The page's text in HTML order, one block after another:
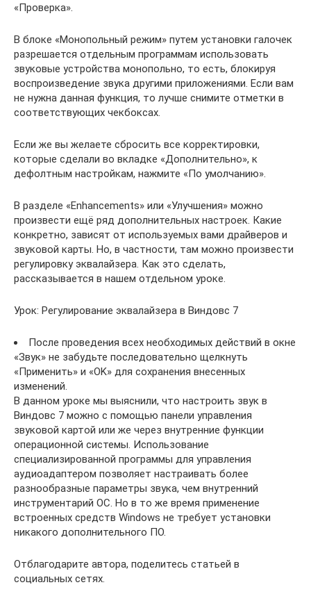
«Проверка».
В блоке «Монопольный режим» путем установки галочек
разрешается отдельным программам использовать
звуковые устройства монопольно, то есть, блокируя
воспроизведение звука другими приложениями. Если вам
не нужна данная функция, то лучше снимите отметки в
соответствующих чекбоксах.
Если же вы желаете сбросить все корректировки,
которые сделали во вкладке «Дополнительно», к
дефолтным настройкам, нажмите «По умолчанию».
В разделе «Enhancements» или «Улучшения» можно
произвести ещё ряд дополнительных настроек. Какие
конкретно, зависят от используемых вами драйверов и
звуковой карты. Но, в частности, там можно произвести
регулировку эквалайзера. Как это сделать,
рассказывается в нашем отдельном уроке.
Урок: Регулирование эквалайзера в Виндовс 7
После проведения всех необходимых действий в окне
«Звук» не забудьте последовательно щелкнуть
«Применить» и «OK» для сохранения внесенных
изменений.
В данном уроке мы выяснили, что настроить звук в
Виндовс 7 можно с помощью панели управления
звуковой картой или же через внутренние функции
операционной системы. Использование
специализированной программы для управления
аудиоадаптером позволяет настраивать более
разнообразные параметры звука, чем внутренний
инструментарий ОС. Но в то же время применение
встроенных средств Windows не требует установки
никакого дополнительного ПО.
Отблагодарите автора, поделитесь статьей в
социальных сетях.